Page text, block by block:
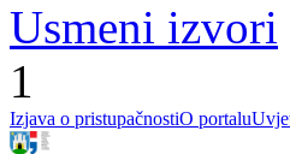
Usmeni izvori
1
Izjava o pristupačnostiO portalu